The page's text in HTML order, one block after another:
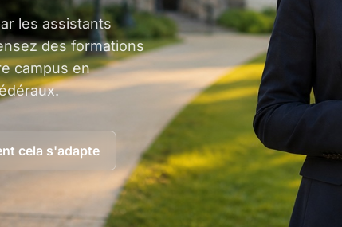
les assistants
des formations
campus en
cela s'adapte